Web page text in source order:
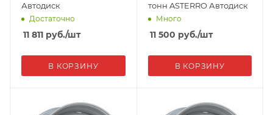
Автодиск
Достаточно
11 811 руб./шт
В КОРЗИНУ
тонн ASTERRO Автодиск
Много
11 500 руб./шт
В КОРЗИНУ